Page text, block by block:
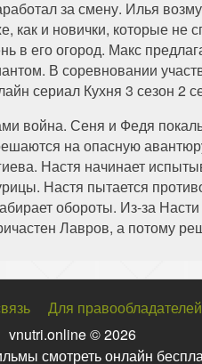
за смену. Илья
как и новички, которые
в его огород. Макс
В соревновании
сериал Кухня 3 сезон 2
война. Сеня и Федя
на опасную
Настя начинает
Настя пытается
обороты. Из-за
Лавров, а потому
Для правообладателей
vnutri.online © 2026
смотреть онлайн